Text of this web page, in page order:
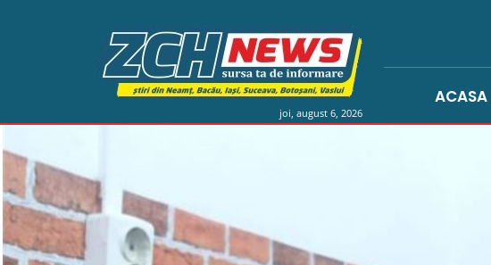
joi, august 6, 2026
ACASA